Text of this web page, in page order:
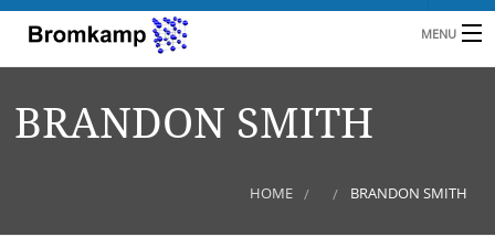
MENU
UNTERNEHMEN
KUNDEN
BRANDON SMITH
HOME BRANDON SMITH